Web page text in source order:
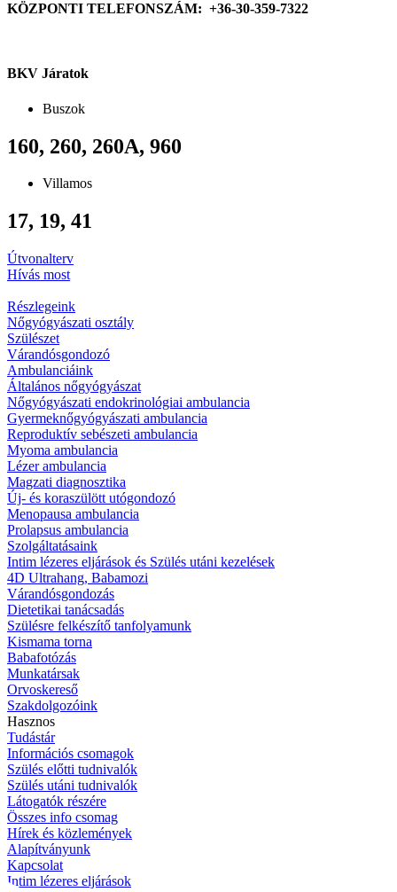
KÖZPONTI TELEFONSZÁM: +36-30-359-7322
BKV Járatok
Buszok
160, 260, 260A, 960
Villamos
17, 19, 41
Útvonalterv
Hívás most
Részlegeink
Nőgyógyászati osztály
Szülészet
Várandósgondozó
Ambulanciáink
Általános nőgyógyászat
Nőgyógyászati endokrinológiai ambulancia
Gyermeknőgyógyászati ambulancia
Reproduktív sebészeti ambulancia
Myoma ambulancia
Lézer ambulancia
Magzati diagnosztika
Új- és koraszülött utógondozó
Menopausa ambulancia
Prolapsus ambulancia
Szolgáltatásaink
Intim lézeres eljárások és Szülés utáni kezelések
4D Ultrahang, Babamozi
Várandósgondozás
Dietetikai tanácsadás
Szülésre felkészítő tanfolyamunk
Kismama torna
Babafotózás
Munkatársak
Orvoskereső
Szakdolgozóink
Hasznos
Tudástár
Információs csomagok
Szülés előtti tudnivalók
Szülés utáni tudnivalók
Látogatók részére
Összes info csomag
Hírek és közlemények
Alapítványunk
Kapcsolat
Intim lézeres eljárások